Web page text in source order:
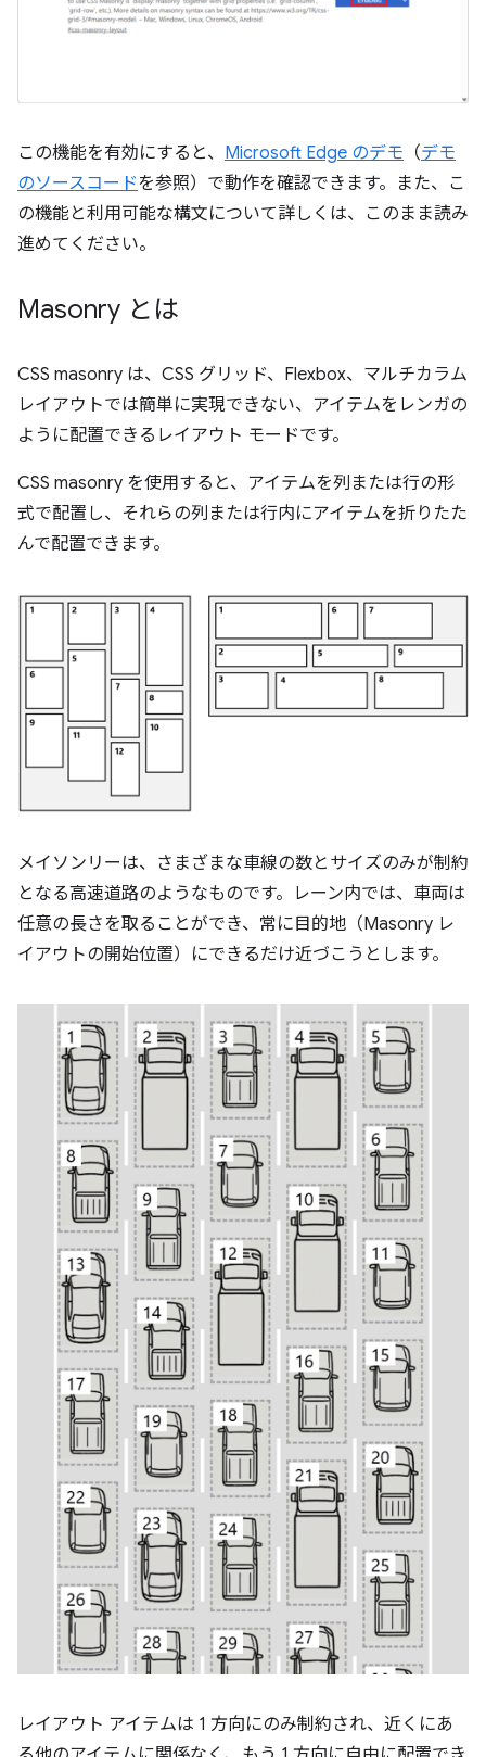
この機能を有効にすると、 Microsoft Edge のデモ （デモ
のソースコードを参照）で動作を確認できます。また、こ
の機能と利用可能な構文について詳しくは、このまま読み
進めてください。
Masonry とは
CSS masonry は、CSS グリッド、Flexbox、マルチカラム
レイアウトでは簡単に実現できない、アイテムをレンガの
ように配置できるレイアウト モードです。
CSS masonry を使用すると、アイテムを列または行の形
式で配置し、それらの列または行内にアイテムを折りたた
んで配置できます。
メイソンリーは、さまざまな車線の数とサイズのみが制約
となる高速道路のようなものです。レーン内では、車両は
任意の長さを取ることができ、常に目的地（Masonry レ
イアウトの開始位置）にできるだけ近づこうとします。
レイアウト アイテムは 1 方向にのみ制約され、近くにあ